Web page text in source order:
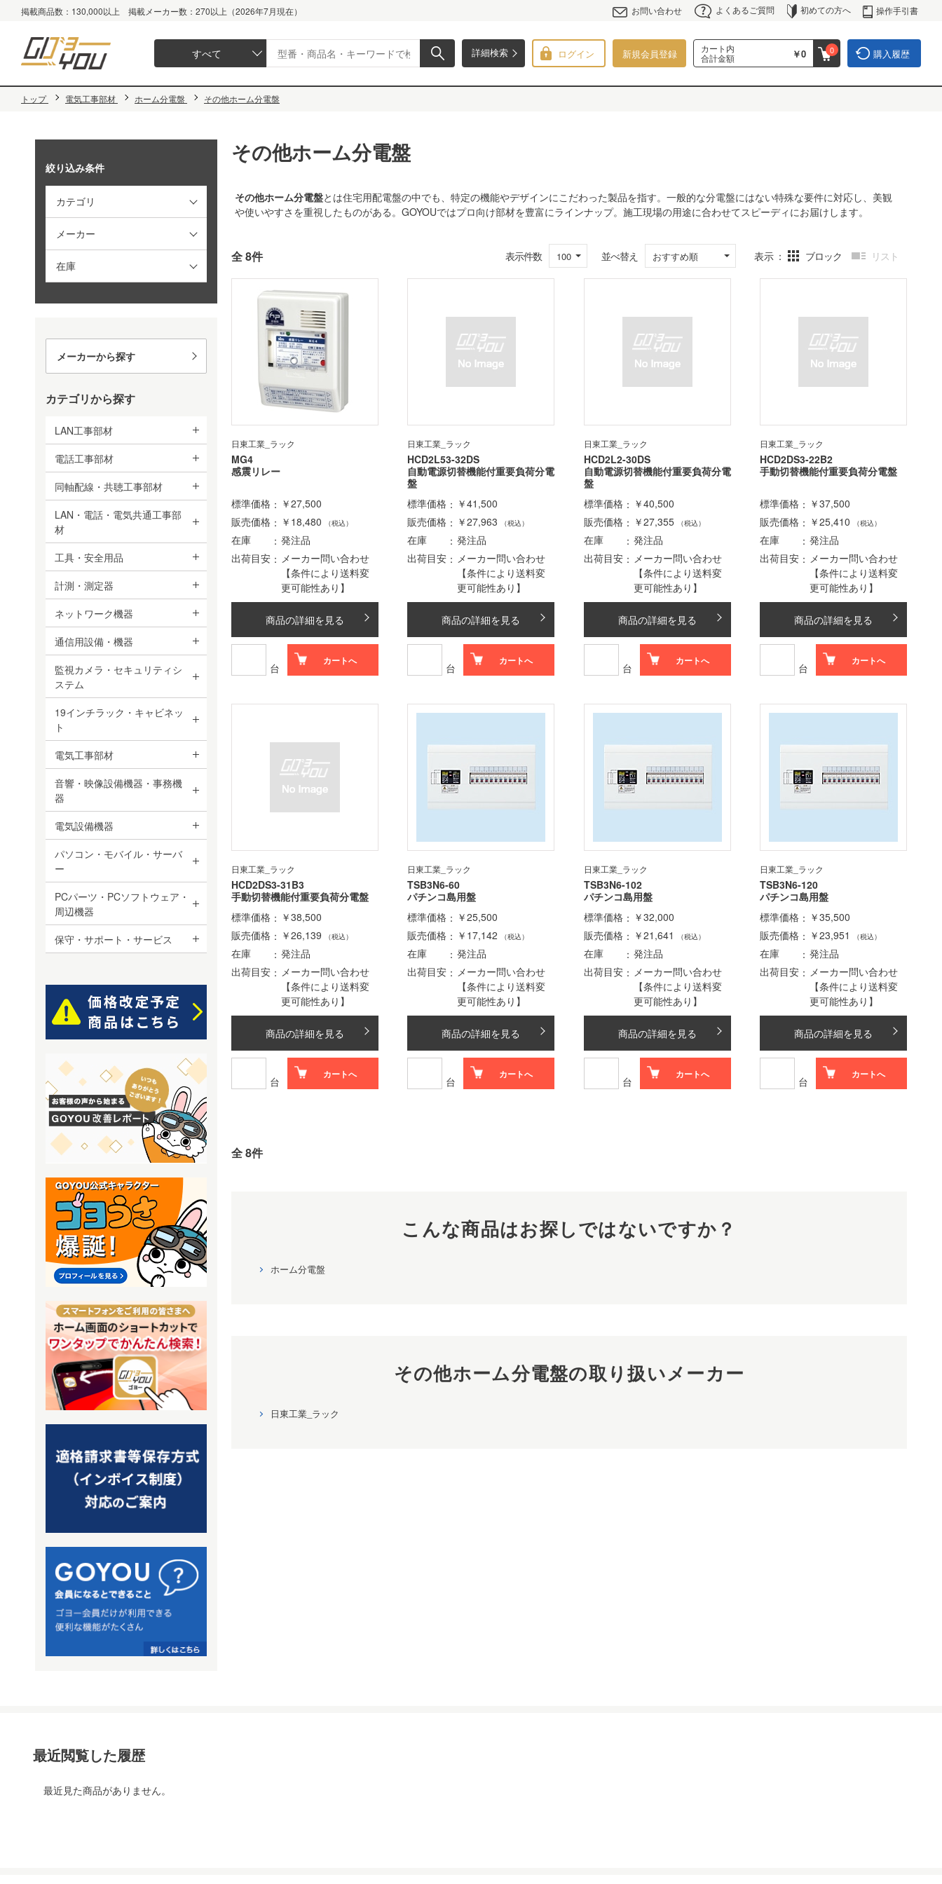
掲載商品数：130,000以上 掲載メーカー数：270以上（2026年7月現在） お問い合わせ よくあるご質問 初めての方へ 操作手引書
詳細検索
すべて ログイン 新規会員登録
カート内
合計金額
￥0 0 購入履歴
トップ 電気工事部材 ホーム分電盤 その他ホーム分電盤
その他ホーム分電盤
その他ホーム分電盤とは住宅用配電盤の中でも、特定の機能やデザインにこだわった製品を指す。一般的な分電盤にはない特殊な要件に対応し、美観
や使いやすさを重視したものがある。GOYOUではプロ向け部材を豊富にラインナップ。施工現場の用途に合わせてスピーディにお届けします。
表示件数 100 並べ替え おすすめ順 表示 ブロック リスト
全 8件
日東工業_ラック
MG4
感震リレー
標準価格
￥27,500
販売価格
￥18,480 （税込）
在庫
発注品
出荷目安
メーカー問い合わせ
【条件により送料変
更可能性あり】
商品の詳細を見る
台
カートへ
日東工業_ラック
HCD2L53-32DS
自動電源切替機能付重要負荷分電
盤
標準価格
￥41,500
販売価格
￥27,963 （税込）
在庫
発注品
出荷目安
メーカー問い合わせ
【条件により送料変
更可能性あり】
商品の詳細を見る
台
カートへ
日東工業_ラック
HCD2L2-30DS
自動電源切替機能付重要負荷分電
盤
標準価格
￥40,500
販売価格
￥27,355 （税込）
在庫
発注品
出荷目安
メーカー問い合わせ
【条件により送料変
更可能性あり】
商品の詳細を見る
台
カートへ
日東工業_ラック
HCD2DS3-22B2
手動切替機能付重要負荷分電盤
標準価格
￥37,500
販売価格
￥25,410 （税込）
在庫
発注品
出荷目安
メーカー問い合わせ
【条件により送料変
更可能性あり】
商品の詳細を見る
台
カートへ
日東工業_ラック
HCD2DS3-31B3
手動切替機能付重要負荷分電盤
標準価格
￥38,500
販売価格
￥26,139 （税込）
在庫
発注品
出荷目安
メーカー問い合わせ
【条件により送料変
更可能性あり】
商品の詳細を見る
台
カートへ
日東工業_ラック
TSB3N6-60
パチンコ島用盤
標準価格
￥25,500
販売価格
￥17,142 （税込）
在庫
発注品
出荷目安
メーカー問い合わせ
【条件により送料変
更可能性あり】
商品の詳細を見る
台
カートへ
日東工業_ラック
TSB3N6-102
パチンコ島用盤
標準価格
￥32,000
販売価格
￥21,641 （税込）
在庫
発注品
出荷目安
メーカー問い合わせ
【条件により送料変
更可能性あり】
商品の詳細を見る
台
カートへ
日東工業_ラック
TSB3N6-120
パチンコ島用盤
標準価格
￥35,500
販売価格
￥23,951 （税込）
在庫
発注品
出荷目安
メーカー問い合わせ
【条件により送料変
更可能性あり】
商品の詳細を見る
台
カートへ
全 8件
こんな商品はお探しではないですか？
ホーム分電盤
その他ホーム分電盤の取り扱いメーカー
日東工業_ラック
絞り込み条件
カテゴリ
メーカー
在庫
メーカーから探す
カテゴリから探す
LAN工事部材
電話工事部材
同軸配線・共聴工事部材
LAN・電話・電気共通工事部
材
工具・安全用品
計測・測定器
ネットワーク機器
通信用設備・機器
監視カメラ・セキュリティシ
ステム
19インチラック・キャビネッ
ト
電気工事部材
音響・映像設備機器・事務機
器
電気設備機器
パソコン・モバイル・サーバ
ー
PCパーツ・PCソフトウェア・
周辺機器
保守・サポート・サービス
最近閲覧した履歴
最近見た商品がありません。